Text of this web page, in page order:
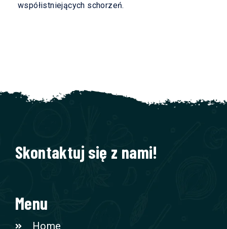
współistniejących schorzeń.
Skontaktuj się z nami!
Menu
Home